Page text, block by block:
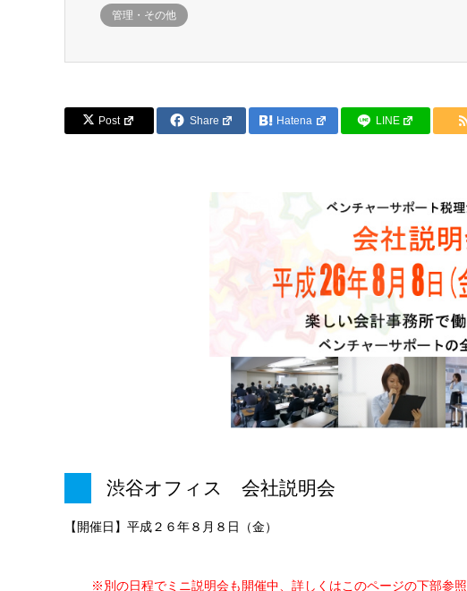
管理・その他
Post Share Hatena LINE
渋谷オフィス 会社説明会
【開催日】平成２６年８月８日（金）
※別の日程でミニ説明会も開催中、詳しくはこのページの下部参照